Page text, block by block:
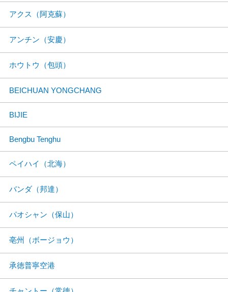
アクス（阿克蘇）
アンチン（安慶）
ホウトウ（包頭）
BEICHUAN YONGCHANG
BIJIE
Bengbu Tenghu
ペイハイ（北海）
バンダ（邦達）
パオシャン（保山）
亳州（ボージョウ）
承徳普寧空港